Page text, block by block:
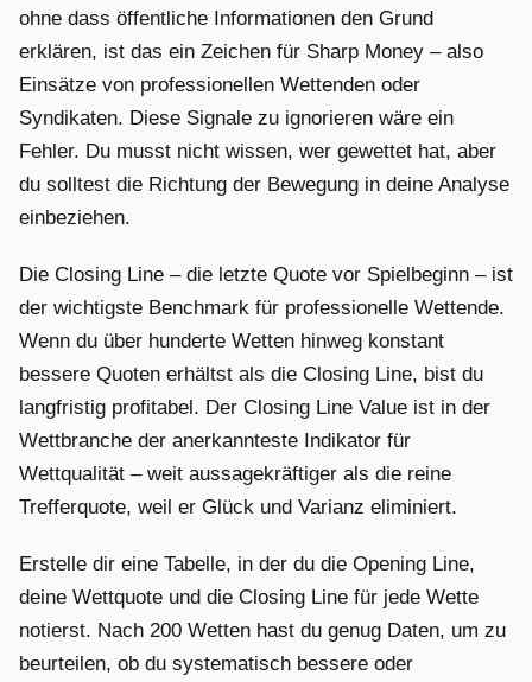
ohne dass öffentliche Informationen den Grund
erklären, ist das ein Zeichen für Sharp Money – also
Einsätze von professionellen Wettenden oder
Syndikaten. Diese Signale zu ignorieren wäre ein
Fehler. Du musst nicht wissen, wer gewettet hat, aber
du solltest die Richtung der Bewegung in deine Analyse
einbeziehen.
Die Closing Line – die letzte Quote vor Spielbeginn – ist
der wichtigste Benchmark für professionelle Wettende.
Wenn du über hunderte Wetten hinweg konstant
bessere Quoten erhältst als die Closing Line, bist du
langfristig profitabel. Der Closing Line Value ist in der
Wettbranche der anerkannteste Indikator für
Wettqualität – weit aussagekräftiger als die reine
Trefferquote, weil er Glück und Varianz eliminiert.
Erstelle dir eine Tabelle, in der du die Opening Line,
deine Wettquote und die Closing Line für jede Wette
notierst. Nach 200 Wetten hast du genug Daten, um zu
beurteilen, ob du systematisch bessere oder